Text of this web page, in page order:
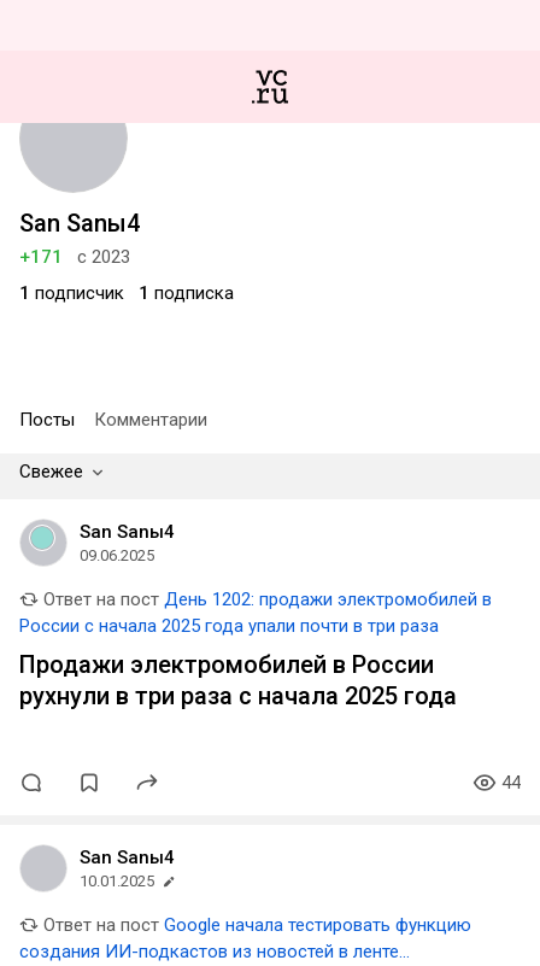
San Sanы4
+171
с 2023
1 подписчик 1 подписка
Посты Комментарии
Свежее
San Sanы4
09.06.2025
Ответ на пост День 1202: продажи электромобилей в
России с начала 2025 года упали почти в три раза
Продажи электромобилей в России
рухнули в три раза с начала 2025 года
44
San Sanы4
10.01.2025
Ответ на пост Google начала тестировать функцию
создания ИИ-подкастов из новостей в ленте